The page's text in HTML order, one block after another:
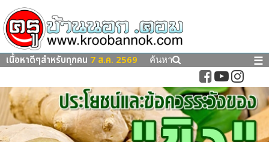
เนื้อหาดีๆสำหรับทุกคน 7 ส.ค. 2569 ค้นหา ☰